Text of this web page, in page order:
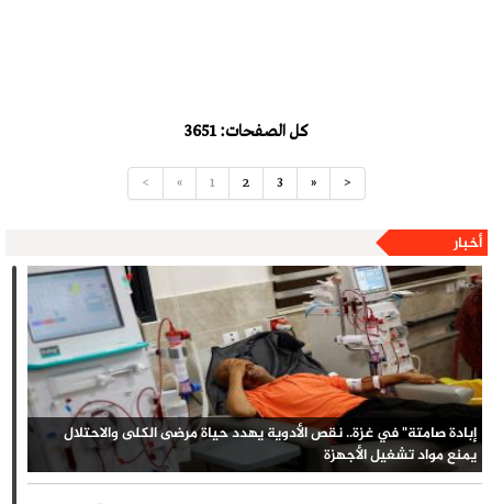
كل الصفحات: 3651
< « 1 2 3 » >
أخبار
إبادة صامتة" في غزة.. نقص الأدوية يهدد حياة مرضى الكلى والاحتلال
يمنع مواد تشغيل الأجهزة